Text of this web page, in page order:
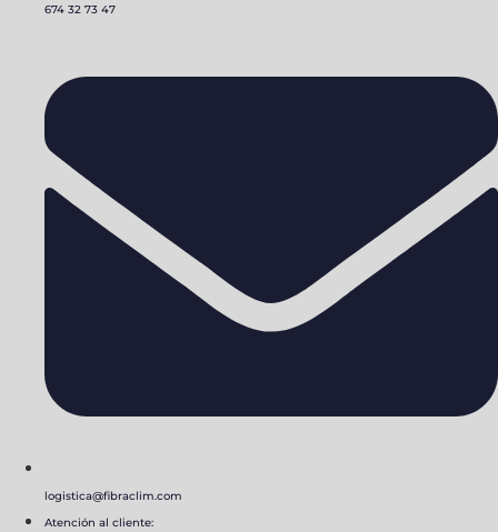
674 32 73 47
logistica@fibraclim.com
Atención al cliente: